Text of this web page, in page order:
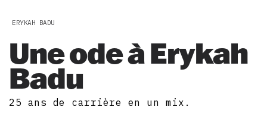
ERYKAH BADU
Une ode à Erykah
Badu
25 ans de carrière en un mix.